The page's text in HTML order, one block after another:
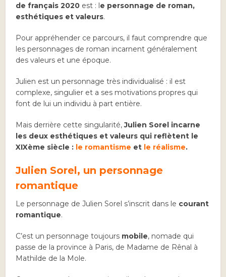
de français 2020 est : le personnage de roman,
esthétiques et valeurs.
Pour appréhender ce parcours, il faut comprendre que
les personnages de roman incarnent généralement
des valeurs et une époque.
Julien est un personnage très individualisé : il est
complexe, singulier et a ses motivations propres qui
font de lui un individu à part entière.
Mais derrière cette singularité,Julien Sorel incarne
les deux esthétiques et valeurs qui reflètent le
XIXème siècle : le romantisme et le réalisme.
Julien Sorel, un personnage
romantique
Le personnage de Julien Sorel s’inscrit dans le courant
romantique.
C’est un personnage toujours mobile, nomade qui
passe de la province à Paris, de Madame de Rênal à
Mathilde de la Mole.